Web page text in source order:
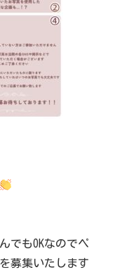
でもOKなのでペ
募集いたします